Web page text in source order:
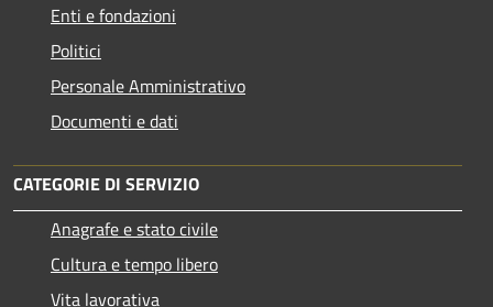
Enti e fondazioni
Politici
Personale Amministrativo
Documenti e dati
CATEGORIE DI SERVIZIO
Anagrafe e stato civile
Cultura e tempo libero
Vita lavorativa